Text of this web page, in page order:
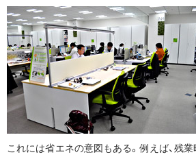
これには省エネの意図もある。例えば、残